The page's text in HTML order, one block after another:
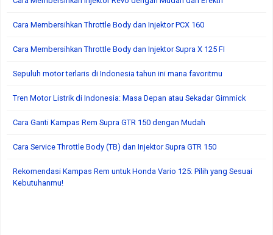
Cara Membersihkan Throttle Body dan Injektor PCX 160
Cara Membersihkan Throttle Body dan Injektor Supra X 125 FI
Sepuluh motor terlaris di Indonesia tahun ini mana favoritmu
Tren Motor Listrik di Indonesia: Masa Depan atau Sekadar Gimmick
Cara Ganti Kampas Rem Supra GTR 150 dengan Mudah
Cara Service Throttle Body (TB) dan Injektor Supra GTR 150
Rekomendasi Kampas Rem untuk Honda Vario 125: Pilih yang Sesuai
Kebutuhanmu!